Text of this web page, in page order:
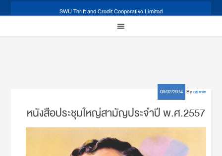
SWU Thrift and Credit Cooperative Limited
03/02/2014 Byadmin
หนังสือประชุมใหญ่สามัญประจำปี พ.ศ.2557